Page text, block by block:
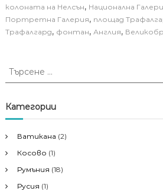
колоната на Нелсън, Национална
Портретна Галерия, площад
Трафалгард, фонтан, Англия,
Т
с
е
е
з
а
Категории
Ватикана (2)
Косово (1)
Румъния (18)
Русия (1)